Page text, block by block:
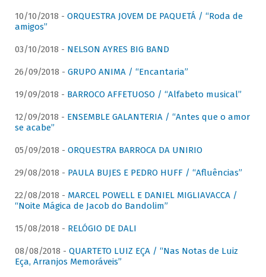
10/10/2018 - ORQUESTRA JOVEM DE PAQUETÁ / “Roda de
amigos”
03/10/2018 - NELSON AYRES BIG BAND
26/09/2018 - GRUPO ANIMA / “Encantaria”
19/09/2018 - BARROCO AFFETUOSO / “Alfabeto musical”
12/09/2018 - ENSEMBLE GALANTERIA / “Antes que o amor
se acabe”
05/09/2018 - ORQUESTRA BARROCA DA UNIRIO
29/08/2018 - PAULA BUJES E PEDRO HUFF / “Afluências”
22/08/2018 - MARCEL POWELL E DANIEL MIGLIAVACCA /
“Noite Mágica de Jacob do Bandolim”
15/08/2018 - RELÓGIO DE DALI
08/08/2018 - QUARTETO LUIZ EÇA / “Nas Notas de Luiz
Eça, Arranjos Memoráveis”